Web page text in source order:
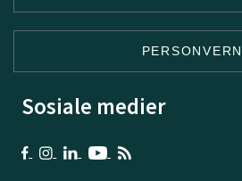
PERSONVERN
Sosiale medier